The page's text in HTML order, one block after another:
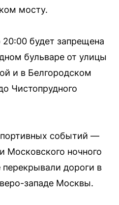
мосту.
будет запрещена
бульваре от улицы
и в Белгородском
Чистопрудного
событий —
Московского ночного
дороги в
западе Москвы.